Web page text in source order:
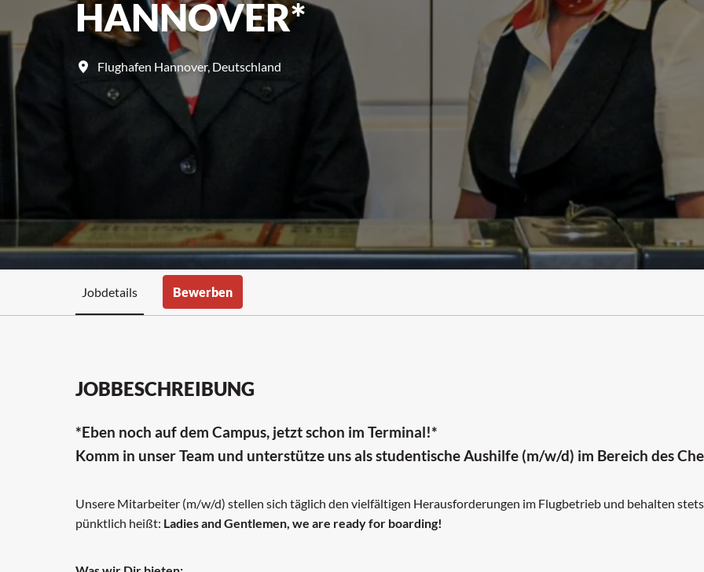
HANNOVER*
Flughafen Hannover, Deutschland
Jobdetails Bewerben
JOBBESCHREIBUNG
*Eben noch auf dem Campus, jetzt schon im Terminal!*
Komm in unser Team und unterstütze uns als studentische Aushilfe (m/w/d) im Bereich des
Unsere Mitarbeiter (m/w/d) stellen sich täglich den vielfältigen Herausforderungen im Flugbetrieb und behalten
pünktlich heißt: Ladies and Gentlemen, we are ready for boarding!